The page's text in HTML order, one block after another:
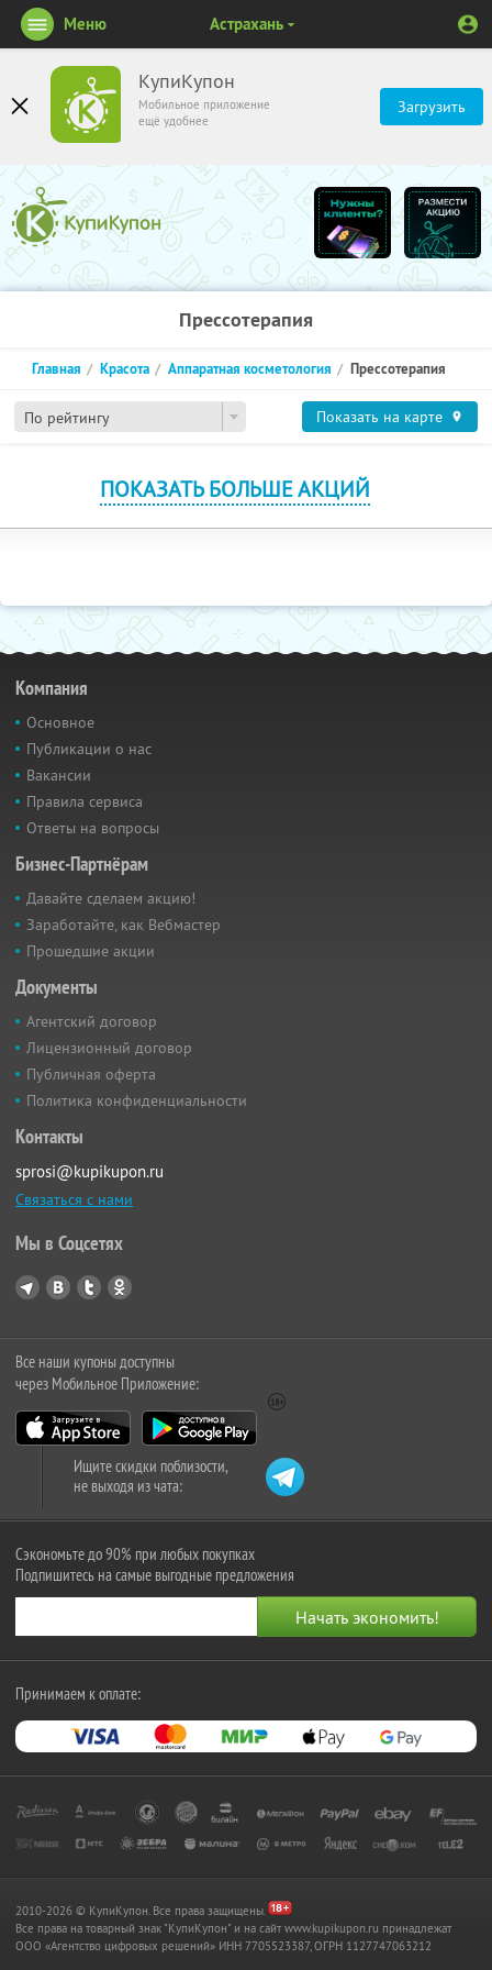
КупиКупон
Мобильное приложение
ещё удобнее
Загрузить
Меню Астрахань
Прессотерапия
По рейтингу
Главная Красота Аппаратная косметология Прессотерапия
Показать на карте
ПОКАЗАТЬ БОЛЬШЕ АКЦИЙ
Компания
Основное
Публикации о нас
Вакансии
Правила сервиса
Ответы на вопросы
Бизнес-Партнёрам
Давайте сделаем акцию!
Заработайте, как Вебмастер
Прошедшие акции
Документы
Агентский договор
Лицензионный договор
Публичная оферта
Политика конфиденциальности
Контакты
sprosi@kupikupon.ru
Связаться с нами
Мы в Соцсетях
Все наши купоны доступны
через Мобильное Приложение:
Ищите скидки поблизости,
не выходя из чата:
Сэкономьте до 90% при любых покупках
Подпишитесь на самые выгодные предложения
Принимаем к оплате:
2010-2026 © КупиКупон. Все права защищены.
Все права на товарный знак "КупиКупон" и на сайт www.kupikupon.ru принадлежат
OOO «Агентство цифровых решений» ИНН 7705523387, ОГРН 1127747063212